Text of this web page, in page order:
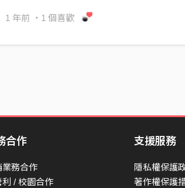
1 年前 ・1 個喜歡
合作
業務合作
利 / 校園合作
支援服務
隱私權保護
著作權保護